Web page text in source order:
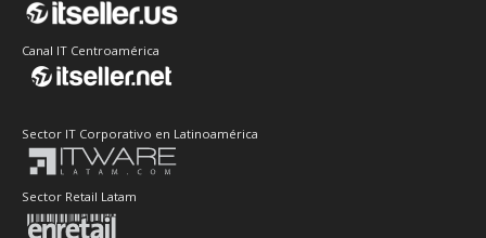
Canal IT Centroamérica
Sector IT Corporativo en Latinoamérica
Sector Retail Latam